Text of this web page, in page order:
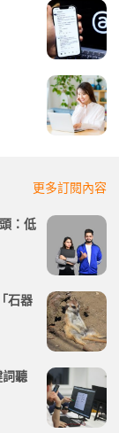
更多訂閱內容
：低
石器
詞聽